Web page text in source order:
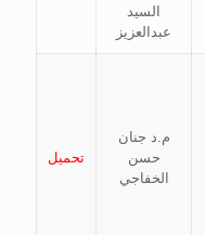
السيد
عبدالعزيز
م.د جنان
حسن
الخفاجي
تحميل